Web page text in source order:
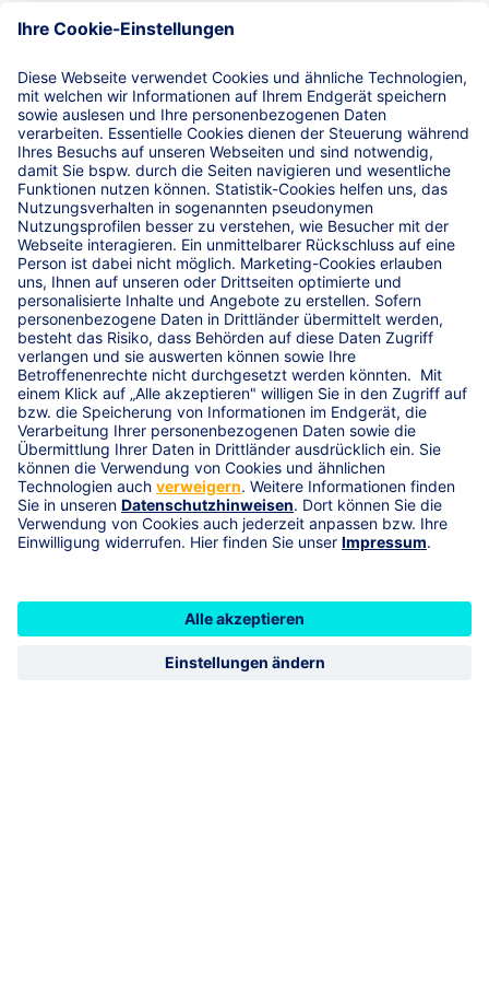
Sie die hohen Anlagewerte sowie einen eventuellen
ab.
Leistungen
Versicherungsvoraussetzungen
Service-Hotline
Adresse
Caspar-Huberinus-Straße 2, 86447
Aindling
geschlossen öffnet Montag 09:00
Vermittlerimpressum